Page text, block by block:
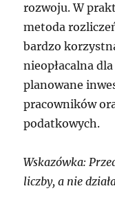
rozwoju. W
metoda
bardzo
nieopłacalna
planowane
pracowników
podatkowych.
Wskazówka:
liczby, a nie